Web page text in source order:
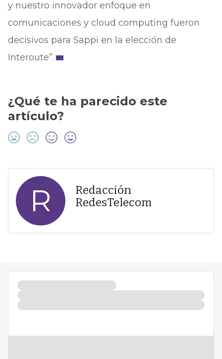
y nuestro innovador enfoque en
comunicaciones y cloud computing fueron
decisivos para Sappi en la elección de
Interoute”.
¿Qué te ha parecido este
artículo?
R
Redacción
RedesTelecom